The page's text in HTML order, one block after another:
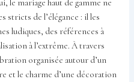
le mariage haut de gamme ne
stricts de l’élégance : il les
ludiques, des références à
à l’extrême. À travers
organisée autour d’un
et le charme d’une décoration